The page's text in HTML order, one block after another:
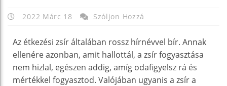
2022 Márc 18 Szóljon Hozzá
Az étkezési zsír általában rossz hírnévvel bír. Annak
ellenére azonban, amit hallottál, a zsír fogyasztása
nem hizlal, egészen addig, amíg odafigyelsz rá és
mértékkel fogyasztod. Valójában ugyanis a zsír a